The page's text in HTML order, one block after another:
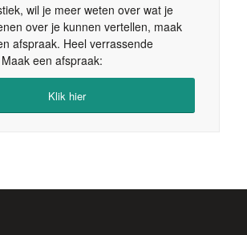
wil je meer weten over wat je
over je kunnen vertellen, maak
afspraak. Heel verrassende
een afspraak:
Klik hier